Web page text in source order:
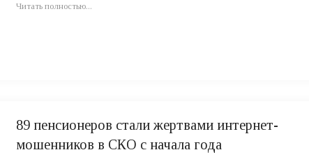
Читать полностью...
89 пенсионеров стали жертвами интернет-
мошенников в СКО с начала года